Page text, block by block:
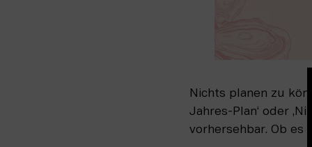
Nichts planen zu
Jahres-Plan‘ oder
vorhersehbar. Ob es